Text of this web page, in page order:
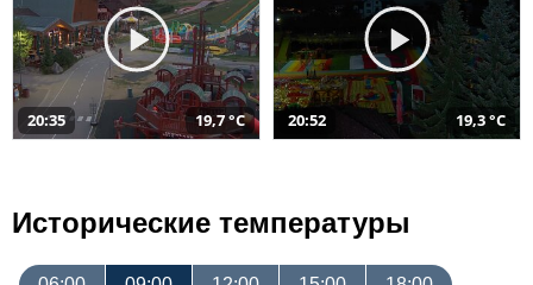
20:35 19,7 °C 20:52 19,3 °C
Исторические температуры